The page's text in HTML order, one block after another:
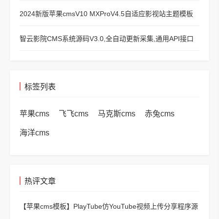
2024新版苹果cmsV10 MXProV4.5自适应影视站主题模板
智云影院CMS系统源码V3.0,全自动更新采集,通用API接口
标签列表
苹果cms 飞飞cms 马克斯cms 赤兔cms
海洋cms
热评文章
【苹果cms模板】 PlayTube仿YouTube视频上传分享程序源